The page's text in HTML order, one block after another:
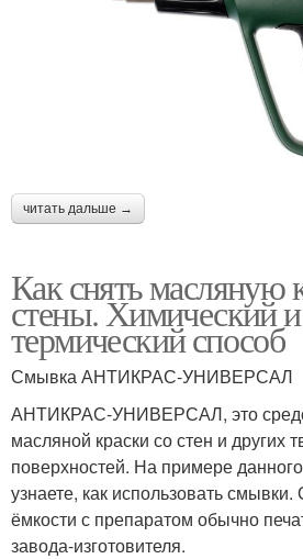
читать дальше →
Как снять масляную
стены. Химический и
термический способ
Смывка АНТИКРАС-УНИВЕРСАЛ
АНТИКРАС-УНИВЕРСАЛ, это
масляной краски со стен и других
поверхностей. На примере
узнаете, как использовать смывки.
ёмкости с препаратом обычно
завода-изготовителя.